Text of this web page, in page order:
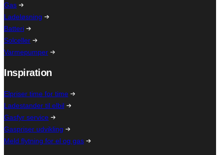
Gas
Ladeløsning
Batteri
Solceller
Varmepumper
Inspiration
Elpriser time for time
Ladestander til elbil
Gasfyr service
Gaspriser udvikling
Meld flytning for el og gas